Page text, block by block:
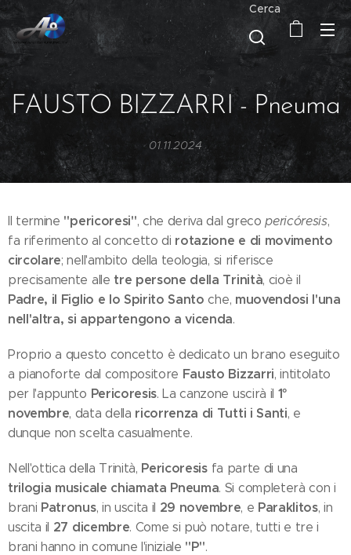
Cerca
FAUSTO BIZZARRI - Pneuma
01.11.2024
Il termine "pericoresi", che deriva dal grecopericóresis,
fa riferimento al concetto di rotazione e di movimento
circolare; nell'ambito della teologia, si riferisce
precisamente alle tre persone della Trinità, cioè il
Padre, il Figlio e lo Spirito Santo che, muovendosi l'una
nell'altra, si appartengono a vicenda.
Proprio a questo concetto è dedicato un brano eseguito
a pianoforte dal compositore Fausto Bizzarri, intitolato
per l'appunto Pericoresis. La canzone uscirà il 1°
novembre, data della ricorrenza di Tutti i Santi, e
dunque non scelta casualmente.
Nell'ottica della Trinità, Pericoresisfa parte di una
trilogia musicale chiamata Pneuma. Si completerà con i
brani Patronus, in uscita il 29 novembre, e Paraklitos, in
uscita il 27 dicembre. Come si può notare, tutti e tre i
brani hanno in comune l'iniziale "P".